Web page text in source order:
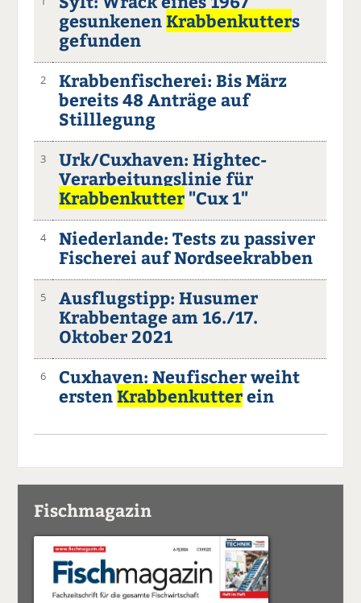
gesunkenenKrabbenkutters
gefunden
2
Krabbenfischerei: Bis März
bereits 48 Anträge auf
Stilllegung
3
Urk/Cuxhaven: Hightec-
Verarbeitungslinie für
Krabbenkutter "Cux 1"
4
Niederlande: Tests zu passiver
Fischerei auf Nordseekrabben
5
Ausflugstipp: Husumer
Krabbentage am 16./17.
Oktober 2021
6
Cuxhaven: Neufischer weiht
erstenKrabbenkutterein
Fischmagazin